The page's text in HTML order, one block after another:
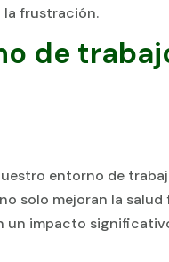
la frustración.
de
entorno de
solo mejoran la
un impacto